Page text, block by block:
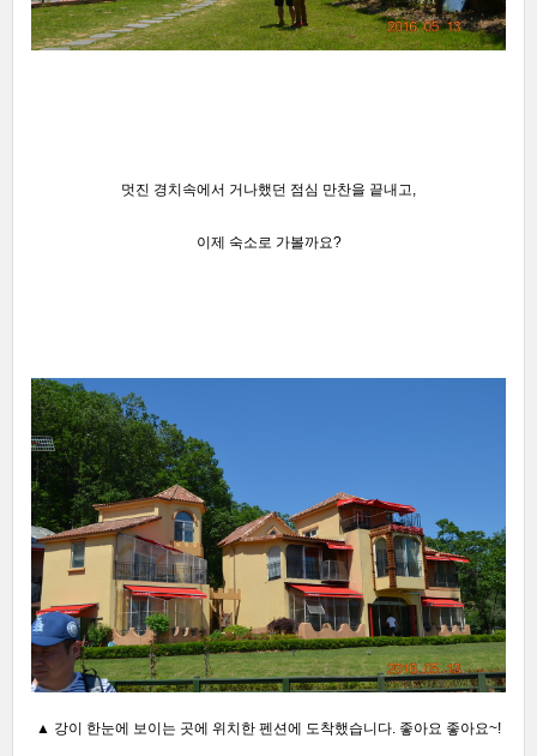
멋진 경치속에서 거나했던 점심 만찬을 끝내고,
이제 숙소로 가볼까요?
▲ 강이 한눈에 보이는 곳에 위치한 펜션에 도착했습니다. 좋아요 좋아요~!